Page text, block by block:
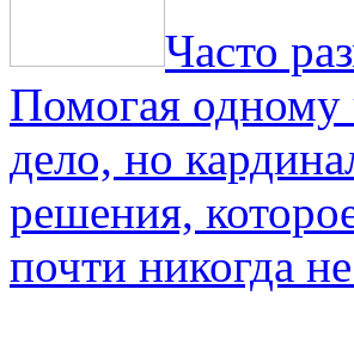
Часто
Помогая одному
дело, но
решения,
почти никогда